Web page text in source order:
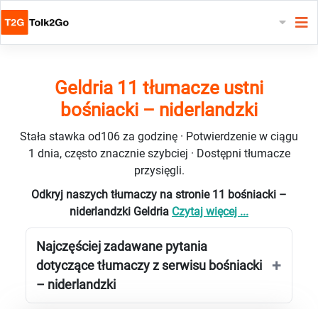
Geldria 11 tłumacze ustni
bośniacki – niderlandzki
Stała stawka od106 za godzinę · Potwierdzenie w ciągu
1 dnia, często znacznie szybciej · Dostępni tłumacze
przysięgli.
Odkryj naszych tłumaczy na stronie 11 bośniacki –
niderlandzki Geldria Czytaj więcej ...
Najczęściej zadawane pytania
dotyczące tłumaczy z serwisu bośniacki
– niderlandzki